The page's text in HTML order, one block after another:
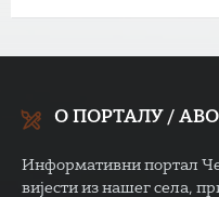
О ПОРТАЛУ /
Информативни портал
вијести из нашег села,